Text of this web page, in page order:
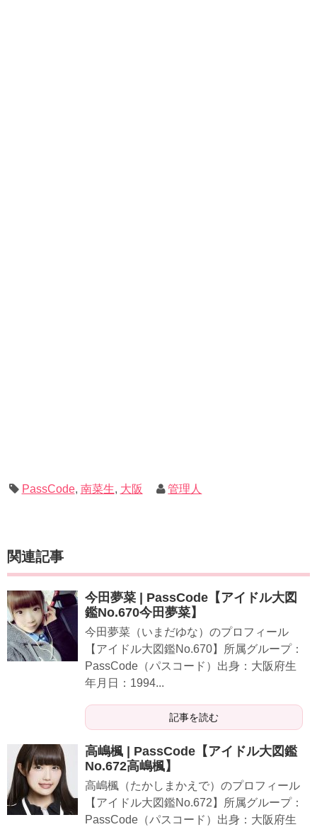
PassCode, 南菜生, 大阪 管理人
関連記事
今田夢菜 | PassCode【アイドル大図
鑑No.670今田夢菜】
今田夢菜（いまだゆな）のプロフィール
【アイドル大図鑑No.670】所属グループ：
PassCode（パスコード）出身：大阪府生
年月日：1994...
記事を読む
高嶋楓 | PassCode【アイドル大図鑑
No.672高嶋楓】
高嶋楓（たかしまかえで）のプロフィール
【アイドル大図鑑No.672】所属グループ：
PassCode（パスコード）出身：大阪府生